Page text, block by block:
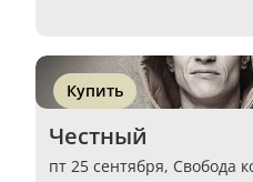
Купить
Честный
пт 25 сентября, Свобода